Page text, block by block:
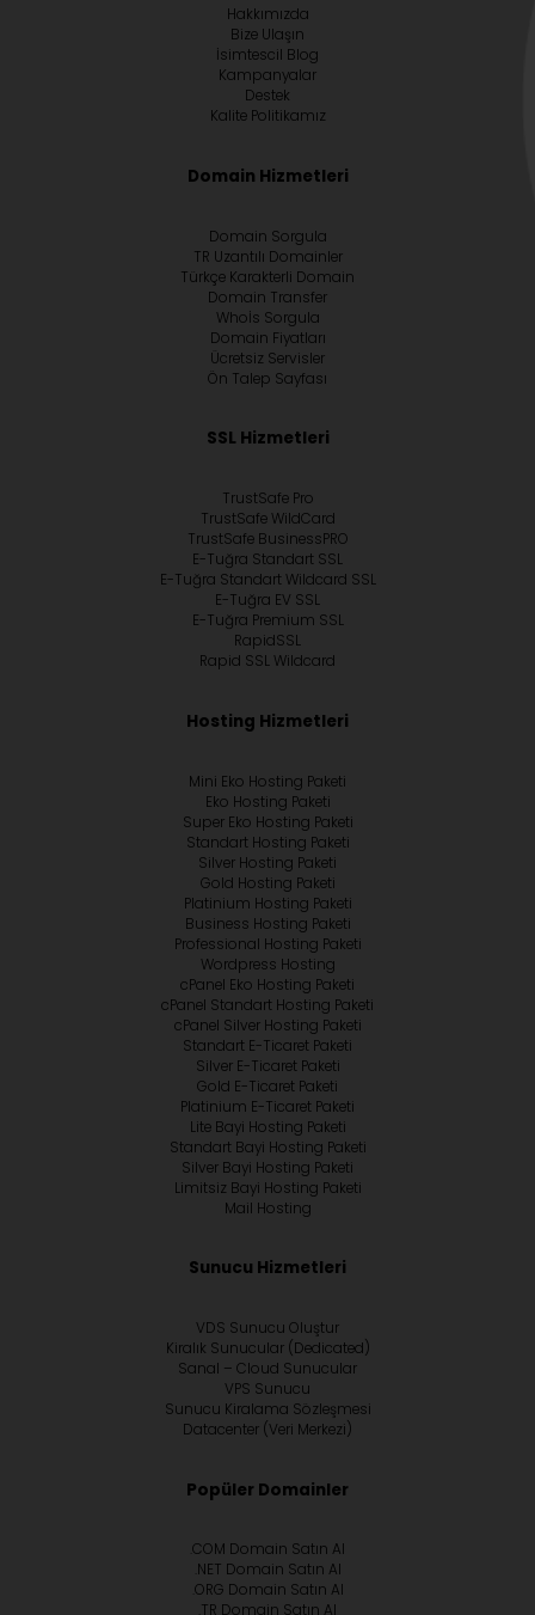
Hakkımızda
Bize Ulaşın
İsimtescil Blog
Kampanyalar
Destek
Kalite Politikamız
Domain Hizmetleri
Domain Sorgula
TR Uzantılı Domainler
Türkçe Karakterli Domain
Domain Transfer
Whoİs Sorgula
Domain Fiyatları
Ücretsiz Servisler
Ön Talep Sayfası
SSL Hizmetleri
TrustSafe Pro
TrustSafe WildCard
TrustSafe BusinessPRO
E-Tuğra Standart SSL
E-Tuğra Standart Wildcard SSL
E-Tuğra EV SSL
E-Tuğra Premium SSL
RapidSSL
Rapid SSL Wildcard
Hosting Hizmetleri
Mini Eko Hosting Paketi
Eko Hosting Paketi
Super Eko Hosting Paketi
Standart Hosting Paketi
Silver Hosting Paketi
Gold Hosting Paketi
Platinium Hosting Paketi
Business Hosting Paketi
Professional Hosting Paketi
Wordpress Hosting
cPanel Eko Hosting Paketi
cPanel Standart Hosting Paketi
cPanel Silver Hosting Paketi
Standart E-Ticaret Paketi
Silver E-Ticaret Paketi
Gold E-Ticaret Paketi
Platinium E-Ticaret Paketi
Lite Bayi Hosting Paketi
Standart Bayi Hosting Paketi
Silver Bayi Hosting Paketi
Limitsiz Bayi Hosting Paketi
Mail Hosting
Sunucu Hizmetleri
VDS Sunucu Oluştur
Kiralık Sunucular (Dedicated)
Sanal – Cloud Sunucular
VPS Sunucu
Sunucu Kiralama Sözleşmesi
Datacenter (Veri Merkezi)
Popüler Domainler
.COM Domain Satın Al
.NET Domain Satın Al
.ORG Domain Satın Al
.TR Domain Satın Al